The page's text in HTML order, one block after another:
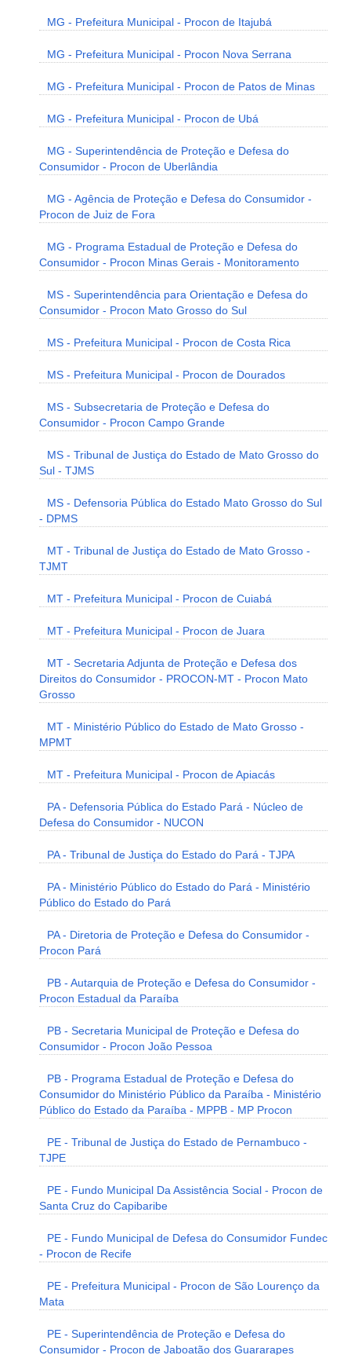
MG - Prefeitura Municipal - Procon de Itajubá
MG - Prefeitura Municipal - Procon Nova Serrana
MG - Prefeitura Municipal - Procon de Patos de Minas
MG - Prefeitura Municipal - Procon de Ubá
MG - Superintendência de Proteção e Defesa do
Consumidor - Procon de Uberlândia
MG - Agência de Proteção e Defesa do Consumidor -
Procon de Juiz de Fora
MG - Programa Estadual de Proteção e Defesa do
Consumidor - Procon Minas Gerais - Monitoramento
MS - Superintendência para Orientação e Defesa do
Consumidor - Procon Mato Grosso do Sul
MS - Prefeitura Municipal - Procon de Costa Rica
MS - Prefeitura Municipal - Procon de Dourados
MS - Subsecretaria de Proteção e Defesa do
Consumidor - Procon Campo Grande
MS - Tribunal de Justiça do Estado de Mato Grosso do
Sul - TJMS
MS - Defensoria Pública do Estado Mato Grosso do Sul
- DPMS
MT - Tribunal de Justiça do Estado de Mato Grosso -
TJMT
MT - Prefeitura Municipal - Procon de Cuiabá
MT - Prefeitura Municipal - Procon de Juara
MT - Secretaria Adjunta de Proteção e Defesa dos
Direitos do Consumidor - PROCON-MT - Procon Mato
Grosso
MT - Ministério Público do Estado de Mato Grosso -
MPMT
MT - Prefeitura Municipal - Procon de Apiacás
PA - Defensoria Pública do Estado Pará - Núcleo de
Defesa do Consumidor - NUCON
PA - Tribunal de Justiça do Estado do Pará - TJPA
PA - Ministério Público do Estado do Pará - Ministério
Público do Estado do Pará
PA - Diretoria de Proteção e Defesa do Consumidor -
Procon Pará
PB - Autarquia de Proteção e Defesa do Consumidor -
Procon Estadual da Paraíba
PB - Secretaria Municipal de Proteção e Defesa do
Consumidor - Procon João Pessoa
PB - Programa Estadual de Proteção e Defesa do
Consumidor do Ministério Público da Paraíba - Ministério
Público do Estado da Paraíba - MPPB - MP Procon
PE - Tribunal de Justiça do Estado de Pernambuco -
TJPE
PE - Fundo Municipal Da Assistência Social - Procon de
Santa Cruz do Capibaribe
PE - Fundo Municipal de Defesa do Consumidor Fundec
- Procon de Recife
PE - Prefeitura Municipal - Procon de São Lourenço da
Mata
PE - Superintendência de Proteção e Defesa do
Consumidor - Procon de Jaboatão dos Guararapes